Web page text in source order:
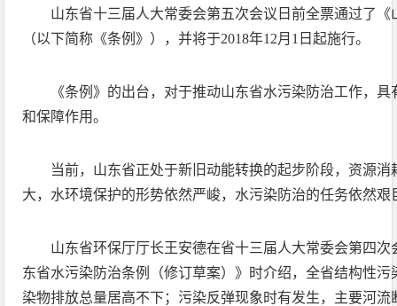
山东省十三届人大常委会第五次会议日前全票通过了
（以下简称《条例》），并将于2018年12月1日起施行。
《条例》的出台，对于推动山东省水污染防治工作，
和保障作用。
当前，山东省正处于新旧动能转换的起步阶段，资源
大，水环境保护的形势依然严峻，水污染防治的任务依然艰
山东省环保厅厅长王安德在省十三届人大常委会第四
东省水污染防治条例（修订草案）》时介绍，全省结构性
染物排放总量居高不下；污染反弹现象时有发生，主要河